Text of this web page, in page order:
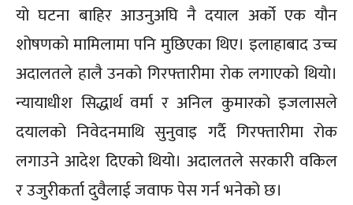
यो घटना बाहिर आउनुअघि नै दयाल अर्को एक यौन
शोषणको मामिलामा पनि मुछिएका थिए। इलाहाबाद उच्च
अदालतले हालै उनको गिरफ्तारीमा रोक लगाएको थियो।
न्यायाधीश सिद्धार्थ वर्मा र अनिल कुमारको इजलासले
दयालको निवेदनमाथि सुनुवाइ गर्दै गिरफ्तारीमा रोक
लगाउने आदेश दिएको थियो। अदालतले सरकारी वकिल
र उजुरीकर्ता दुवैलाई जवाफ पेस गर्न भनेको छ।